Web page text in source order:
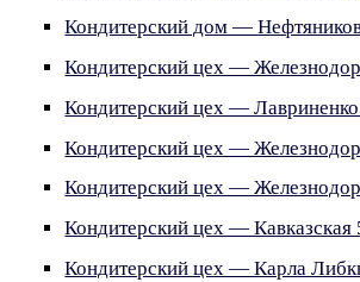
Кондитерский дом —
Кондитерский цех —
Кондитерский цех —
Кондитерский цех —
Кондитерский цех —
Кондитерский цех — Кавказская
Кондитерский цех — Карла